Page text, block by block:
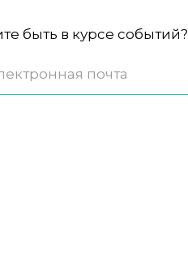
быть в курсе событий?